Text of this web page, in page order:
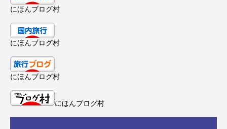
にほんブログ村
にほんブログ村
にほんブログ村
にほんブログ村